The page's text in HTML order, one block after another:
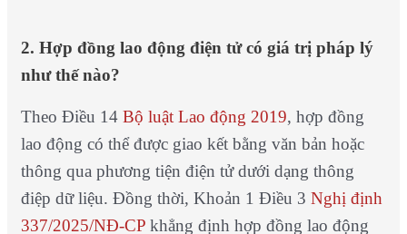
2. Hợp đồng lao động điện tử có giá trị pháp lý
như thế nào?
Theo Điều 14 Bộ luật Lao động 2019, hợp đồng
lao động có thể được giao kết bằng văn bản hoặc
thông qua phương tiện điện tử dưới dạng thông
điệp dữ liệu. Đồng thời, Khoản 1 Điều 3 Nghị định
337/2025/NĐ-CPkhẳng định hợp đồng lao động